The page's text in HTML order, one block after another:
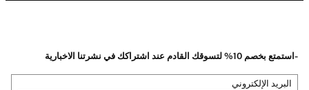
-استمتع بخصم 10% لتسوقك القادم عند اشتراكك في نشرتنا الاخبارية
البريد الإلكتروني